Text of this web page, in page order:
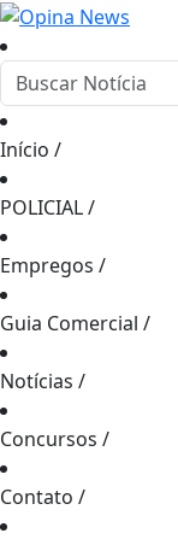
Início /
POLICIAL/
Empregos /
Guia Comercial /
Notícias /
Concursos /
Contato /